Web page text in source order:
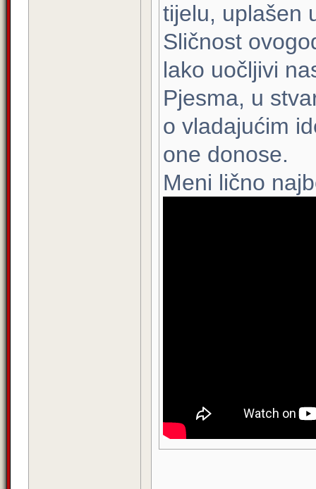
tijelu, uplašen
Sličnost
lako uočljivi
Pjesma, u
o vladajućim
one donose.
Meni lično